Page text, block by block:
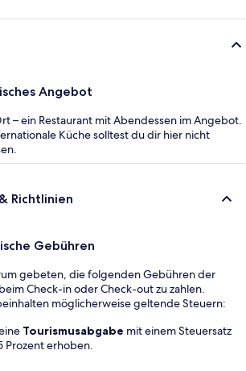
Angebot
– ein Restaurant mit Abendessen im Angebot.
Küche solltest du dir hier nicht
Richtlinien
Gebühren
gebeten, die folgenden Gebühren der
Check-in oder Check-out zu zahlen.
möglicherweise geltende Steuern:
Tourismusabgabe mit einem Steuersatz
Prozent erhoben.